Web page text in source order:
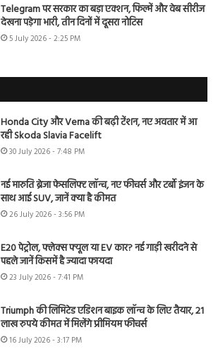
Telegram पर सरकार का बड़ा एक्शन, फिल्में और वेब सीरीज
देखना पड़ेगा भारी, तीन दिनों में दूसरा नोटिस
5 July 2026 - 2:25 PM
Honda City और Verna की बढ़ी टेंशन, नए अवतार में आ
रही Skoda Slavia Facelift
30 July 2026 - 7:48 PM
नई मारुति ब्रेजा फेसलिफ्ट लॉन्च, नए फीचर्स और टर्बो इंजन के
साथ आई SUV, जानें क्या है कीमत
26 July 2026 - 3:56 PM
E20 पेट्रोल, फ्लेक्स फ्यूल या EV कार? नई गाड़ी खरीदने से
पहले जानें किसमें है ज्यादा फायदा
23 July 2026 - 7:41 PM
Triumph की लिमिटेड एडिशन बाइक लॉन्च के लिए तैयार, 21
लाख रुपये कीमत में मिलेंगे प्रीमियम फीचर्स
16 July 2026 - 3:17 PM